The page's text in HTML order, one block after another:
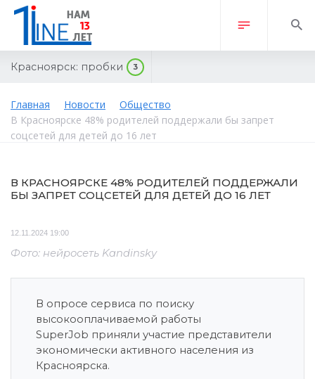
Красноярск: пробки 3
Главная Новости
Общество
В Красноярске 48% родителей поддержали бы запрет
соцсетей для детей до 16 лет
В КРАСНОЯРСКЕ 48% РОДИТЕЛЕЙ ПОДДЕРЖАЛИ
БЫ ЗАПРЕТ СОЦСЕТЕЙ ДЛЯ ДЕТЕЙ ДО 16 ЛЕТ
12.11.2024 19:00
Фото: нейросеть Kandinsky
В опросе сервиса по поиску
высокооплачиваемой работы
SuperJob приняли участие представители
экономически активного населения из
Красноярска.